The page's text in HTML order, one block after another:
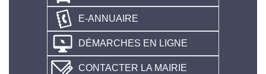
E-ANNUAIRE
DÉMARCHES EN LIGNE
CONTACTER LA MAIRIE